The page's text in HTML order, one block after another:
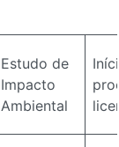
Estudo de
Impacto
Ambiental